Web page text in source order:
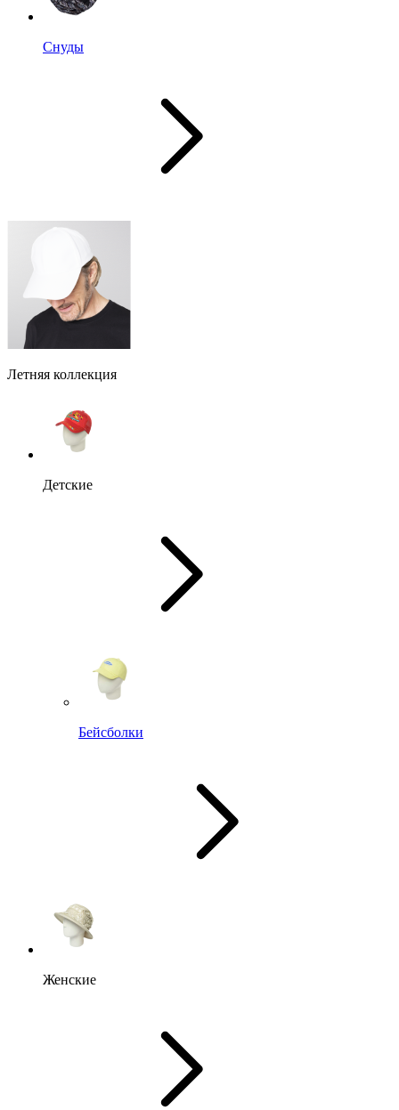
Снуды
Летняя коллекция
Детские
Бейсболки
Женские